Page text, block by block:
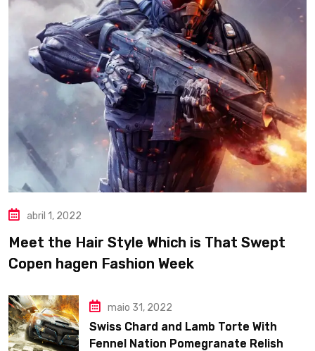
abril 1, 2022
Meet the Hair Style Which is That Swept
Copen hagen Fashion Week
maio 31, 2022
Swiss Chard and Lamb Torte With
Fennel Nation Pomegranate Relish